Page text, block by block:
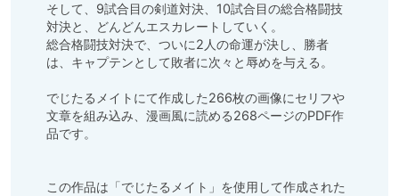
そして、9試合目の剣道対決、10試合目の総合格闘技
対決と、どんどんエスカレートしていく。
総合格闘技対決で、ついに2人の命運が決し、勝者
は、キャプテンとして敗者に次々と辱めを与える。
でじたるメイトにて作成した266枚の画像にセリフや
文章を組み込み、漫画風に読める268ページのPDF作
品です。
この作品は「でじたるメイト」を使用して作成された